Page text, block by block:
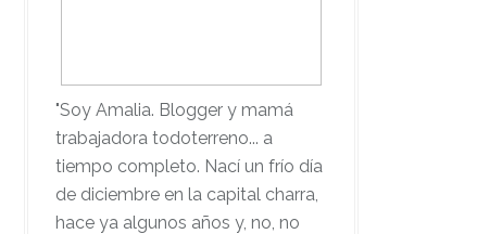
"Soy Amalia. Blogger y mamá
trabajadora todoterreno... a
tiempo completo. Nací un frío día
de diciembre en la capital charra,
hace ya algunos años y, no, no